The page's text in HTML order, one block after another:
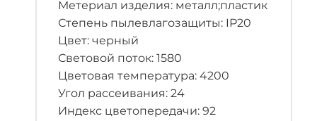
Метериал изделия: металл;пластик
Степень пылевлагозащиты: IP20
Цвет: черный
Световой поток: 1580
Цветовая температура: 4200
Угол рассеивания: 24
Индекс цветопередачи: 92